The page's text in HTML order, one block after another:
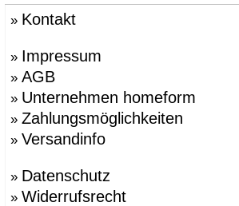
» Kontakt
» Impressum
» AGB
» Unternehmen homeform
» Zahlungsmöglichkeiten
» Versandinfo
» Datenschutz
» Widerrufsrecht